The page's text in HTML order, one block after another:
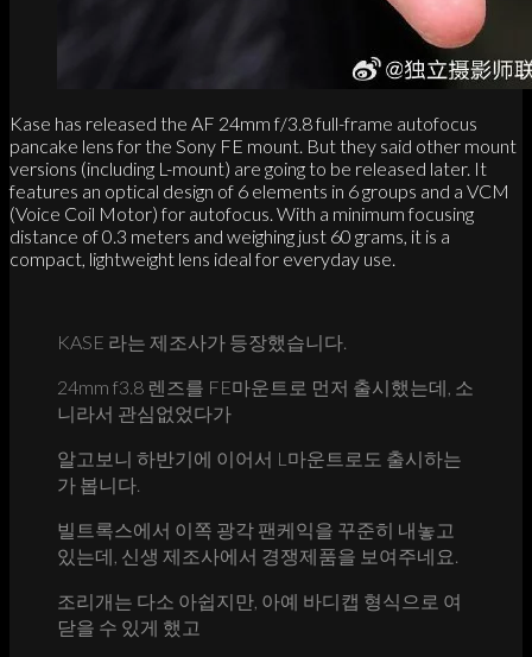
Kase has released the AF 24mm f/3.8 full-frame autofocus
pancake lens for the Sony FE mount. But they said other mount
versions (including L-mount) are going to be released later. It
features an optical design of 6 elements in 6 groups and a VCM
(Voice Coil Motor) for autofocus. With a minimum focusing
distance of 0.3 meters and weighing just 60 grams, it is a
compact, lightweight lens ideal for everyday use.
KASE 라는 제조사가 등장했습니다.
24mm f3.8 렌즈를 FE마운트로 먼저 출시했는데, 소
니라서 관심없었다가
알고보니 하반기에 이어서 L마운트로도 출시하는
가 봅니다.
빌트록스에서 이쪽 광각 팬케익을 꾸준히 내놓고
있는데, 신생 제조사에서 경쟁제품을 보여주네요.
조리개는 다소 아쉽지만, 아예 바디캡 형식으로 여
닫을 수 있게 했고